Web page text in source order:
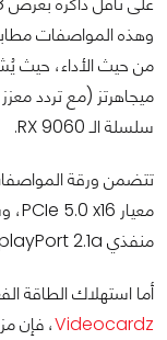
سلسلة الـ RX 9060.
منفذي DisplayPort 2.1a.
أما استهلاك الطاقة
Videocardz